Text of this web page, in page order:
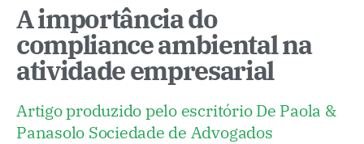
A importância do
compliance ambiental na
atividade empresarial
Artigo produzido pelo escritório De Paola &
Panasolo Sociedade de Advogados